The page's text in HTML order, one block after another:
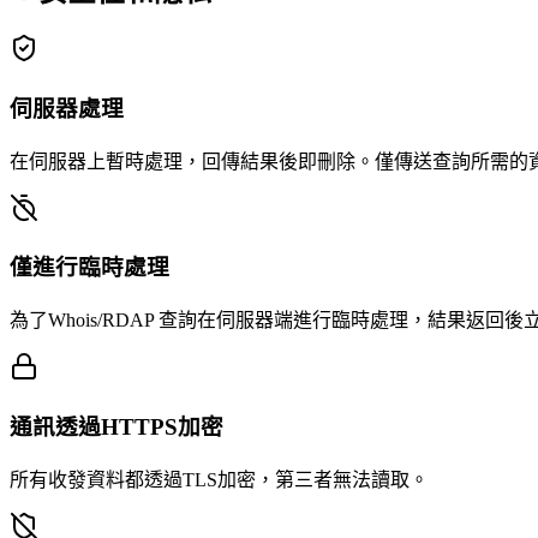
伺服器處理
在伺服器上暫時處理，回傳結果後即刪除。僅傳送查詢所需的
僅進行臨時處理
為了Whois/RDAP 查詢在伺服器端進行臨時處理，結果返回後
通訊透過HTTPS加密
所有收發資料都透過TLS加密，第三者無法讀取。